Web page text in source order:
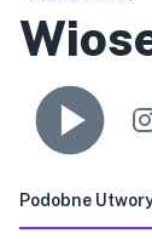
Podobne